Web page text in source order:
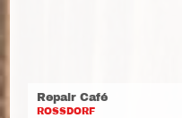
Repair Café
ROSSDORF